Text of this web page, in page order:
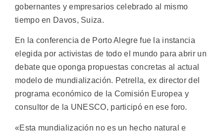
gobernantes y empresarios celebrado al mismo
tiempo en Davos, Suiza.
En la conferencia de Porto Alegre fue la instancia
elegida por activistas de todo el mundo para abrir un
debate que oponga propuestas concretas al actual
modelo de mundialización. Petrella, ex director del
programa económico de la Comisión Europea y
consultor de la UNESCO, participó en ese foro.
«Esta mundialización no es un hecho natural e